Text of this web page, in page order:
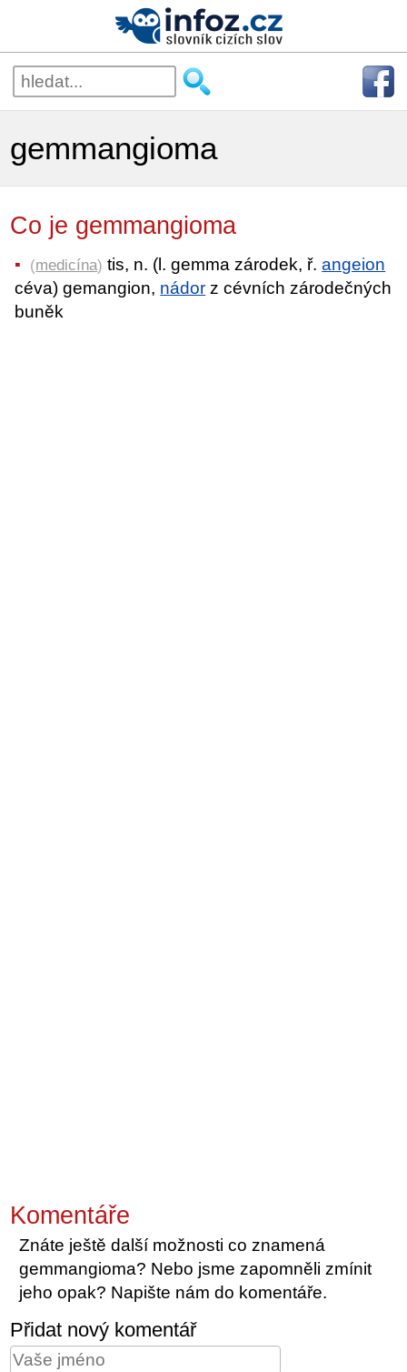
gemmangioma
Co je gemmangioma
(medicína) tis, n. (l. gemma zárodek, ř.angeion
céva) gemangion, nádor z cévních zárodečných
buněk
Komentáře
Znáte ještě další možnosti co znamená
gemmangioma? Nebo jsme zapomněli zmínit
jeho opak? Napište nám do komentáře.
Přidat nový komentář